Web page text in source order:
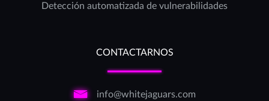
Detección automatizada de vulnerabilidades
CONTACTARNOS
info@whitejaguars.com